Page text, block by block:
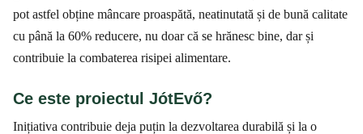
pot astfel obține mâncare proaspătă, neatinutată și de bună calitate
cu până la 60% reducere, nu doar că se hrănesc bine, dar și
contribuie la combaterea risipei alimentare.
Ce este proiectul JótEvő?
Inițiativa contribuie deja puțin la dezvoltarea durabilă și la o